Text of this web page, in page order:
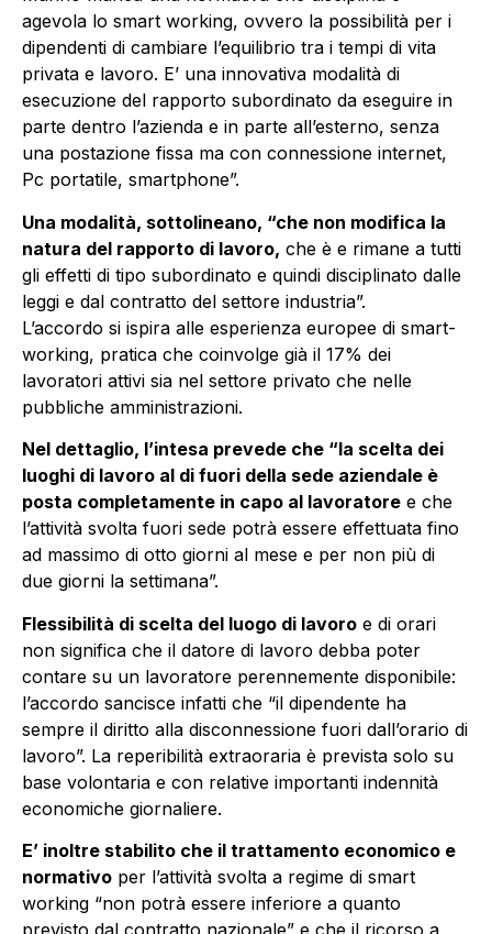
agevola lo smart working, ovvero la possibilità per i
dipendenti di cambiare l’equilibrio tra i tempi di vita
privata e lavoro. E’ una innovativa modalità di
esecuzione del rapporto subordinato da eseguire in
parte dentro l’azienda e in parte all’esterno, senza
una postazione fissa ma con connessione internet,
Pc portatile, smartphone”.
Una modalità, sottolineano, “che non modifica la
natura del rapporto di lavoro, che è e rimane a tutti
gli effetti di tipo subordinato e quindi disciplinato dalle
leggi e dal contratto del settore industria”.
L’accordo si ispira alle esperienza europee di smart-
working, pratica che coinvolge già il 17% dei
lavoratori attivi sia nel settore privato che nelle
pubbliche amministrazioni.
Nel dettaglio, l’intesa prevede che “la scelta dei
luoghi di lavoro al di fuori della sede aziendale è
posta completamente in capo al lavoratore e che
l’attività svolta fuori sede potrà essere effettuata fino
ad massimo di otto giorni al mese e per non più di
due giorni la settimana”.
Flessibilità di scelta del luogo di lavoro e di orari
non significa che il datore di lavoro debba poter
contare su un lavoratore perennemente disponibile:
l’accordo sancisce infatti che “il dipendente ha
sempre il diritto alla disconnessione fuori dall’orario di
lavoro”. La reperibilità extraoraria è prevista solo su
base volontaria e con relative importanti indennità
economiche giornaliere.
E’ inoltre stabilito che il trattamento economico e
normativo per l’attività svolta a regime di smart
working “non potrà essere inferiore a quanto
previsto dal contratto nazionale” e che il ricorso a